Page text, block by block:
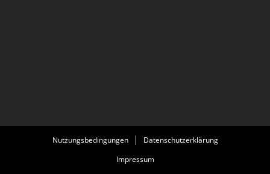
Nutzungsbedingungen
Datenschutzerklärung
Impressum